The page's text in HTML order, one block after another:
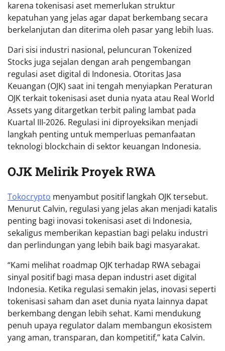
karena tokenisasi aset memerlukan struktur
kepatuhan yang jelas agar dapat berkembang secara
berkelanjutan dan diterima oleh pasar yang lebih luas.
Dari sisi industri nasional, peluncuran Tokenized
Stocks juga sejalan dengan arah pengembangan
regulasi aset digital di Indonesia. Otoritas Jasa
Keuangan (OJK) saat ini tengah menyiapkan Peraturan
OJK terkait tokenisasi aset dunia nyata atau Real World
Assets yang ditargetkan terbit paling lambat pada
Kuartal III-2026. Regulasi ini diproyeksikan menjadi
langkah penting untuk memperluas pemanfaatan
teknologi blockchain di sektor keuangan Indonesia.
OJK Melirik Proyek RWA
Tokocrypto menyambut positif langkah OJK tersebut.
Menurut Calvin, regulasi yang jelas akan menjadi katalis
penting bagi inovasi tokenisasi aset di Indonesia,
sekaligus memberikan kepastian bagi pelaku industri
dan perlindungan yang lebih baik bagi masyarakat.
“Kami melihat roadmap OJK terhadap RWA sebagai
sinyal positif bagi masa depan industri aset digital
Indonesia. Ketika regulasi semakin jelas, inovasi seperti
tokenisasi saham dan aset dunia nyata lainnya dapat
berkembang dengan lebih sehat. Kami mendukung
penuh upaya regulator dalam membangun ekosistem
yang aman, transparan, dan kompetitif,” kata Calvin.